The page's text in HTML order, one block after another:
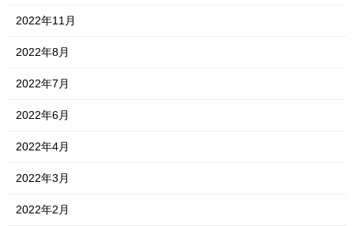
2022年11月
2022年8月
2022年7月
2022年6月
2022年4月
2022年3月
2022年2月